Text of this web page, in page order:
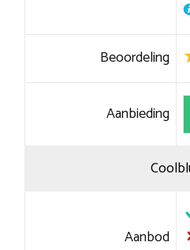
Beoordeling
Aanbieding
Aanbod